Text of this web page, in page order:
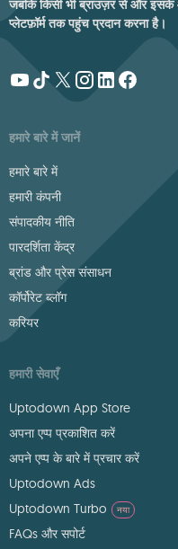
जबकि किसी भी ब्राउज़र से और इसके
प्लेटफ़ॉर्म तक पहुंच प्रदान करना है।
हमारे बारे में जानें
हमारे बारे में
हमारी कंपनी
संपादकीय नीति
पारदर्शिता केंद्र
ब्रांड और प्रेस संसाधन
कॉर्पोरेट ब्लॉग
करियर
हमारी सेवाएँ
Uptodown App Store
अपना एप्प प्रकाशित करें
अपने एप्प के बारे में प्रचार करें
Uptodown Ads
Uptodown Turbo
नया
FAQs और सपोर्ट